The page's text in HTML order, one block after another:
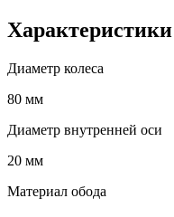
Характеристики
Диаметр колеса
80 мм
Диаметр внутренней оси
20 мм
Материал обода